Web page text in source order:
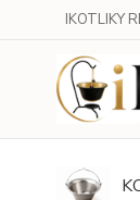
IKOTLIKY